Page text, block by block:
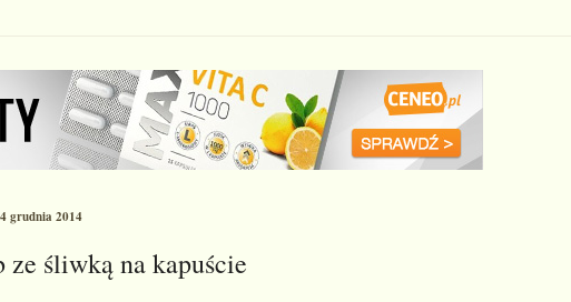
grudnia 2014
ze śliwką na kapuście